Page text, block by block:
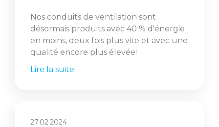
Nos conduits de ventilation sont
désormais produits avec 40 % d'énergie
en moins, deux fois plus vite et avec une
qualité encore plus élevée!
Lire la suite
27.02.2024